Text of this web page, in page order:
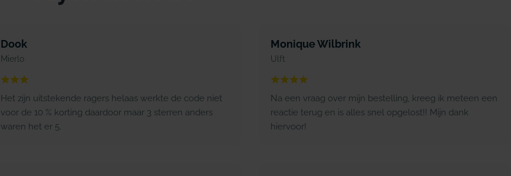
Dook
Mierlo
Het zijn uitstekende ragers helaas werkte de code niet
voor de 10 % korting daardoor maar 3 sterren anders
waren het er 5.
Monique Wilbrink
Ulft
Na een vraag over mijn bestelling, kreeg ik meteen een
reactie terug en is alles snel opgelost!! Mijn dank
hiervoor!